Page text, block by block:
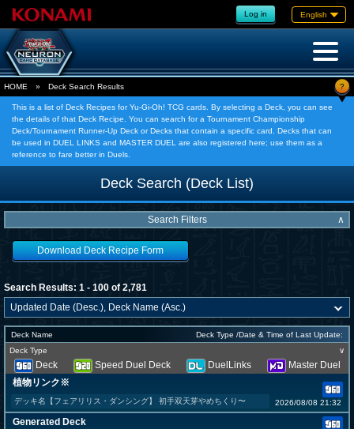
Log in English
HOME » Deck Search Results ?
This is a list of Deck Recipes for Yu-Gi-Oh! TCG cards. By selecting a Deck, you can see
the details of that Deck Recipe. You can search for a Tournament Championship
Deck/Tournament Runner-Up Deck or Decks that contain a specific card. Decks that can
be used in DUEL LINKS and MASTER DUEL are also registered here; use them as a
reference to fare better in Duels.
Deck Search (Deck List)
Search Filters ∧
Download Deck Recipe Form
Search Results: 1 - 100 of 2,781
Deck Name
Deck Type /Date & Time of Last Update:
Deck Type
∨
Deck Speed Duel Deck DuelLinks
Master Duel
植物リンク※
デッキ名【フェアリリス・ダンシング】 初手双天芽やめちくり〜 2026/08/08 21:32
Generated Deck